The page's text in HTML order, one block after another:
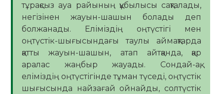
тұрақсыз ауа райының құбылысы сақталады,
негізінен жауын-шашын болады деп
болжанады. Еліміздің оңтүстігі мен
оңтүстік-шығысындағы таулы аймақтарда
қатты жауын-шашын, атап айтқанда, қар
аралас жаңбыр жауады. Сондай-ақ,
еліміздің оңтүстігінде тұман түседі, оңтүстік
шығысында найзағай ойнайды, солтүстік